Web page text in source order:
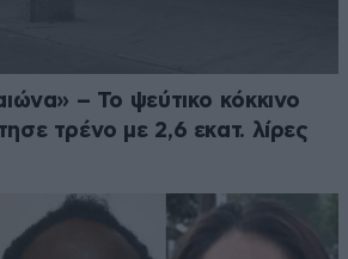
– Το ψεύτικο κόκκινο
τρένο με 2,6 εκατ. λίρες